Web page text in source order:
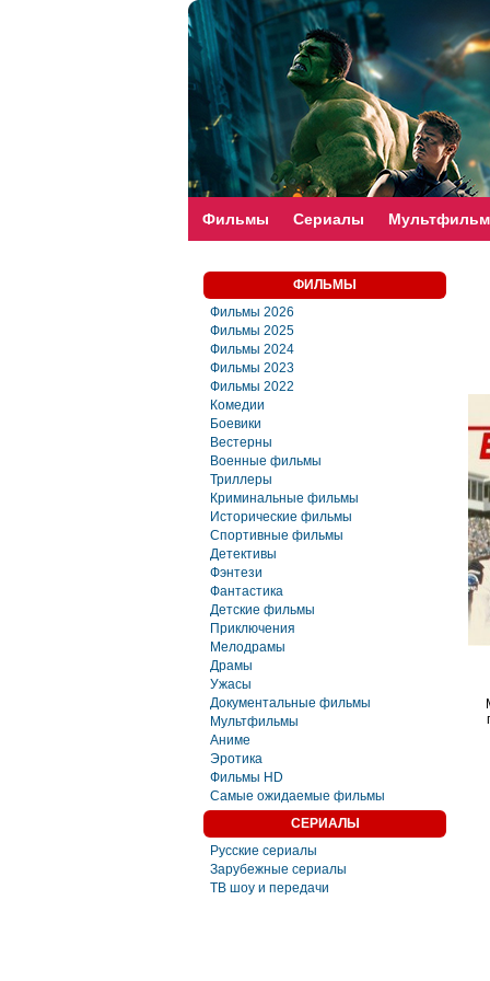
faste-torrent.com
Фильмы Сериалы
ФИЛЬМЫ
Фильмы 2026
Фильмы 2025
Фильмы 2024
Фильмы 2023
Фильмы 2022
Комедии
Боевики
Вестерны
Военные фильмы
Триллеры
Криминальные фильмы
Исторические фильмы
Спортивные фильмы
Детективы
Фэнтези
Фaнтастика
Детские фильмы
Приключения
Мелодрамы
Драмы
Ужасы
Документальные фильмы
Мультфильмы
Аниме
Эротика
Фильмы HD
Самые ожидаемые фильмы
СЕРИАЛЫ
Русские сериалы
Зарубежные сериалы
ТВ шоу и передачи